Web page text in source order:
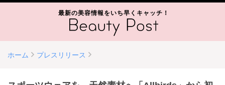
最新の美容情報をいち早くキャッチ！
ホーム プレスリリース